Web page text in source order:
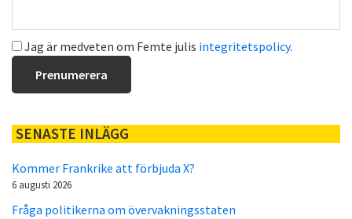
Jag är medveten om Femte julis integritetspolicy.
SENASTE INLÄGG
Kommer Frankrike att förbjuda X?
6 augusti 2026
Fråga politikerna om övervakningsstaten